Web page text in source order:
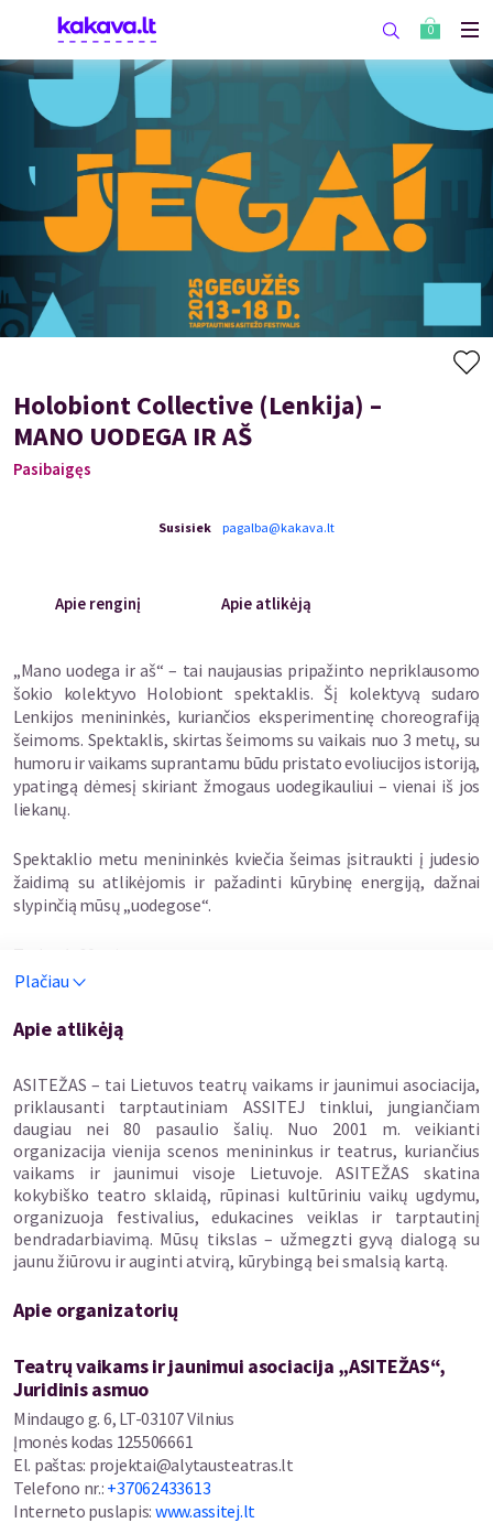
0
Holobiont Collective (Lenkija) –
MANO UODEGA IR AŠ
Pasibaigęs
Susisiek pagalba@kakava.lt
Apie renginį Apie atlikėją
„Mano uodega ir aš“ – tai naujausias pripažinto nepriklausomo
šokio kolektyvo Holobiont spektaklis. Šį kolektyvą sudaro
Lenkijos menininkės, kuriančios eksperimentinę choreografiją
šeimoms. Spektaklis, skirtas šeimoms su vaikais nuo 3 metų, su
humoru ir vaikams suprantamu būdu pristato evoliucijos istoriją,
ypatingą dėmesį skiriant žmogaus uodegikauliui – vienai iš jos
liekanų.
Spektaklio metu menininkės kviečia šeimas įsitraukti į judesio
žaidimą su atlikėjomis ir pažadinti kūrybinę energiją, dažnai
slypinčią mūsų „uodegose“.
Amžius: nuo 3 metų
Kūrybinė komanda:Koncepcija: Hanna Bylka-Kanecka
Choreografija: Holobiont kolektyvas bendradarbiaujant su
Kūrimas ir atlikimas: Aleksandra Bożek-Muszyńska, Hanna
Bylka-Kanecka, Dana Chmielewska
Scenografija: Mr.Tail
Muzika: Józef Buchnajzer
Šviesų dizainas: Łukasz Kędzierski / Ewa Garniec
Produkcija: Performat Foundation
Koprodukcija: Lenkijos teatras Poznanėje, Jan ir Halina
Machulski Ochota teatras Varšuvoje
Partneris: Somatische Akademie Berlin
Vaikų ir jaunuolių grupių bilietų užsakymai priimami el. paštu:
Plačiau
Apie atlikėją
ASITEŽAS – tai Lietuvos teatrų vaikams ir jaunimui asociacija,
priklausanti tarptautiniam ASSITEJ tinklui, jungiančiam
daugiau nei 80 pasaulio šalių. Nuo 2001 m. veikianti
organizacija vienija scenos menininkus ir teatrus, kuriančius
vaikams ir jaunimui visoje Lietuvoje. ASITEŽAS skatina
kokybiško teatro sklaidą, rūpinasi kultūriniu vaikų ugdymu,
organizuoja festivalius, edukacines veiklas ir tarptautinį
bendradarbiavimą. Mūsų tikslas – užmegzti gyvą dialogą su
jaunu žiūrovu ir auginti atvirą, kūrybingą bei smalsią kartą.
Apie organizatorių
Teatrų vaikams ir jaunimui asociacija „ASITEŽAS“,
Juridinis asmuo
Mindaugo g. 6, LT-03107 Vilnius
Įmonės kodas 125506661
El. paštas: projektai@alytausteatras.lt
Telefono nr.: +37062433613
Interneto puslapis: www.assitej.lt